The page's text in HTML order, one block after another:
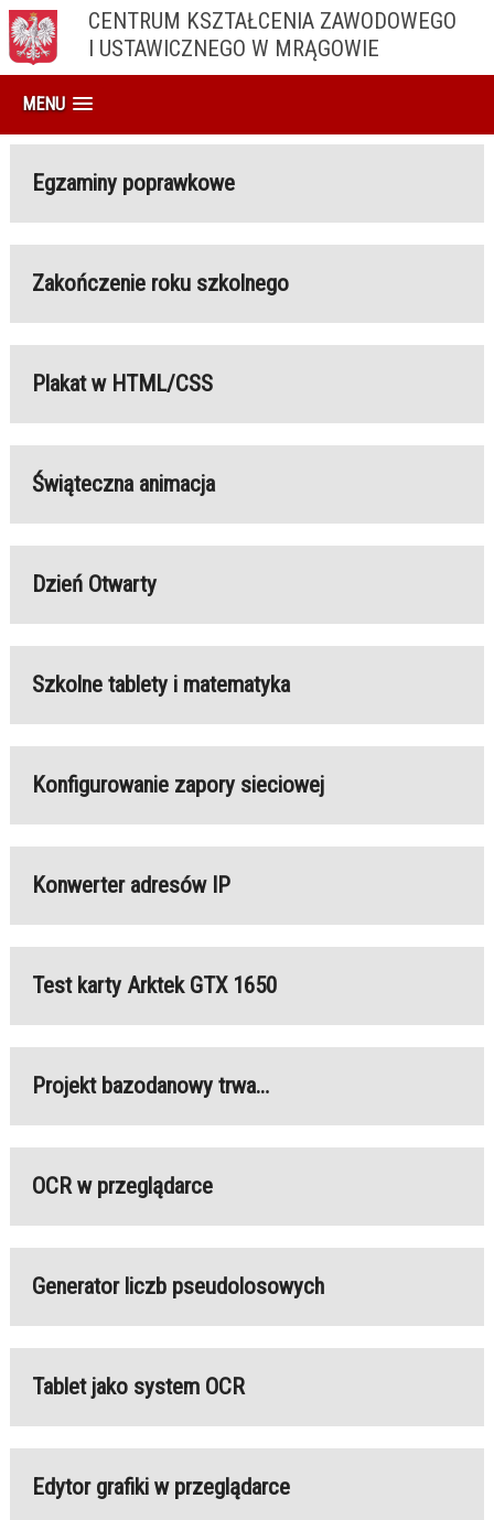
CENTRUM KSZTAŁCENIA ZAWODOWEGO
I USTAWICZNEGO W MRĄGOWIE
MENU
Egzaminy poprawkowe
Zakończenie roku szkolnego
Plakat w HTML/CSS
Świąteczna animacja
Dzień Otwarty
Szkolne tablety i matematyka
Konfigurowanie zapory sieciowej
Konwerter adresów IP
Test karty Arktek GTX 1650
Projekt bazodanowy trwa…
OCR w przeglądarce
Generator liczb pseudolosowych
Tablet jako system OCR
Edytor grafiki w przeglądarce